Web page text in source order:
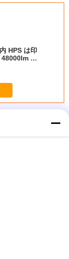
HPS は印
48000lm を